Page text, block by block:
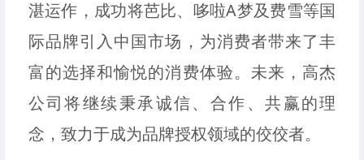
湛运作，成功将芭比、哆啦A梦及费雪等国
际品牌引入中国市场，为消费者带来了丰
富的选择和愉悦的消费体验。未来，高杰
公司将继续秉承诚信、合作、共赢的理
念，致力于成为品牌授权领域的佼佼者。